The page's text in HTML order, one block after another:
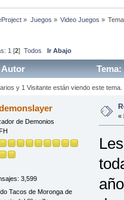
» Juegos » Video Juegos »
1 [2]Todos Ir Abajo
Autor
y 1 Visitante están viendo este tema.
de Demonios
3,599
Tacos de Moronga de
«